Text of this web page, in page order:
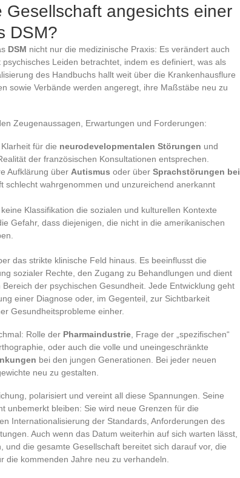
angesichts einer
DSM?
DSM nicht nur die medizinische Praxis: Es verändert auch
Leiden betrachtet, indem es definiert, was als
des Handbuchs hallt weit über die Krankenhausflure
sowie Verbände werden angeregt, ihre Maßstäbe neu zu
Zeugenaussagen, Erwartungen und Forderungen:
für die neurodevelopmentalen Störungen und
der französischen Konsultationen entsprechen.
Aufklärung über Autismus oder über Sprachstörungen bei
schlecht wahrgenommen und unzureichend anerkannt
Klassifikation die sozialen und kulturellen Kontexte
Gefahr, dass diejenigen, die nicht in die amerikanischen
das strikte klinische Feld hinaus. Es beeinflusst die
sozialer Rechte, den Zugang zu Behandlungen und dient
der psychischen Gesundheit. Jede Entwicklung geht
einer Diagnose oder, im Gegenteil, zur Sichtbarkeit
Gesundheitsprobleme einher.
Rolle der Pharmaindustrie , Frage der „spezifischen“
oder auch die volle und uneingeschränkte
bei den jungen Generationen. Bei jeder neuen
neu zu gestalten.
polarisiert und vereint all diese Spannungen. Seine
unbemerkt bleiben: Sie wird neue Grenzen für die
Internationalisierung der Standards, Anforderungen des
Auch wenn das Datum weiterhin auf sich warten lässt,
und die gesamte Gesellschaft bereitet sich darauf vor, die
die kommenden Jahre neu zu verhandeln.